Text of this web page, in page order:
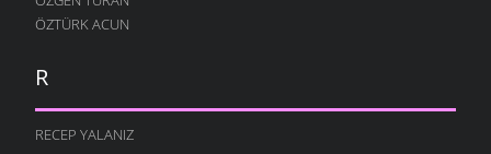
ÖZTÜRK ACUN
R
RECEP YALANIZ